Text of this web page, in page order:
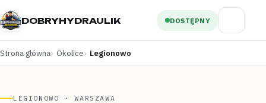
DOBRYHYDRAULIK DOSTĘPNY
Strona główna Okolice Legionowo
LEGIONOWO · WARSZAWA